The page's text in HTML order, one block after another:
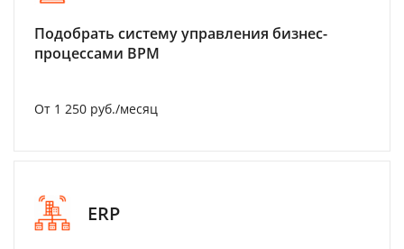
Подобрать систему управления бизнес-
процессами BPM
От 1 250 руб./месяц
ERP